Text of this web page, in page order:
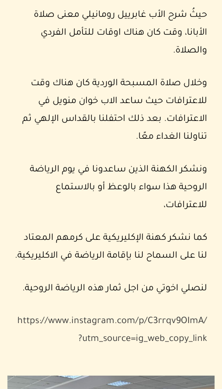
حيثُ شرح الأب غابرييل رومانيلي معنى صلاة
الأبانا، وقت كان هناك اوقات للتأمل الفردي
والصلاة.
وخلال صلاة المسبحة الوردية كان هناك وقت
للاعترافات حيث ساعد الاب خوان منويل في
الاعترافات. بعد ذلك احتفلنا بالقداس الإلهي ثم
تناولنا الغداء معًا.
ونشكر الكهنة الذين ساعدونا في يوم الرياضة
الروحية هذا سواء بالوعظ أو بالاستماع
للاعترافات،
كما نشكر كهنة الإكليريكية على كرمهم المعتاد
لنا على السماح لنا بإقامة الرياضة في الاكليريكية.
لنصلي اخوتي من اجل ثمار هذه الرياضة الروحية.
https://www.instagram.com/p/C3rrqv9OImA/
?utm_source=ig_web_copy_link